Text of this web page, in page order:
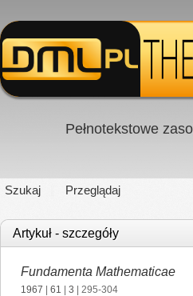
Pełnotekstowe
Szukaj Przeglądaj
Artykuł - szczegóły
Fundamenta Mathematicae
1967 61 3 | 295-304